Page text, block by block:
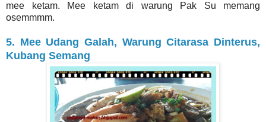
mee ketam. Mee ketam di warung Pak Su memang
osemmmm.
5. Mee Udang Galah, Warung Citarasa Dinterus,
Kubang Semang